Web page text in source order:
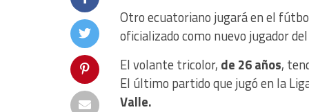
Otro ecuatoriano jugará en el
oficializado como nuevo jugador del
El volante tricolor, de 26 años,
El último partido que jugó en la
Valle.